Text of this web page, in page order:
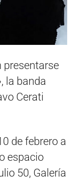
presentarse
la banda
Cerati
de febrero a
espacio
50, Galería